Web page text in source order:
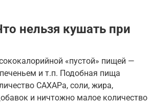
нельзя кушать при
«пустой» пищей —
и т.п. Подобная пища
САХАРа, соли, жира,
и ничтожно малое количество